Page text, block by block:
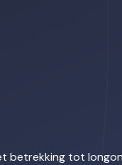
betrekking tot